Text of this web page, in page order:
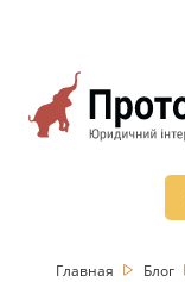
Главная Блог